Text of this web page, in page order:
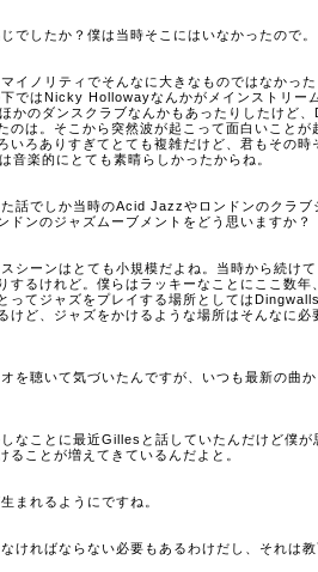
でしたか？僕は当時そこにはいなかったので。
イノリティでそんなに大きなものではなか
ではNicky Hollowayなんかがメインストリー
かのダンスクラブなんかもあったりしたけど
のは。そこから突然波が起こって面白いこと
いろありすぎてとても複雑だけど、君もその
音楽的にとても素晴らしかったからね。
話でしか当時のAcid Jazzやロンドンのクラ
ドンのジャズムーブメントをどう思いますか？
シーンはとても小規模だよね。当時から続け
するけれど。僕らはラッキーなことにここ数
ってジャズをプレイする場所としては
けど、ジャズをかけるような場所はそんなに
を聴いて気づいたんですが、いつも最新の曲
なことに最近Gillesと話していたんだけど僕
ることが増えてきているんだよと。
まれるようにですね。
ければならない必要もあるわけだし、それは